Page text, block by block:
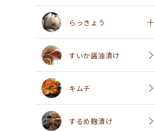
らっきょう
すいか醤油漬け
キムチ
するめ麹漬け